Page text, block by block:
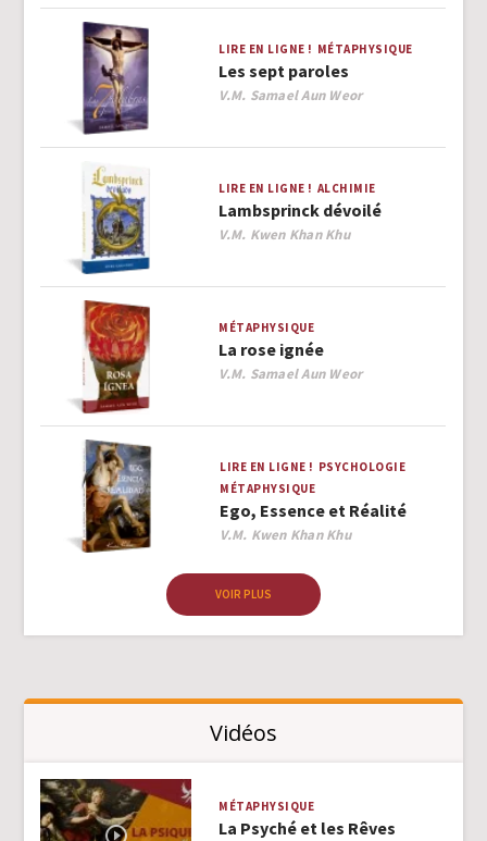
LIRE EN LIGNE ! MÉTAPHYSIQUE
Les sept paroles
Author
V.M. Samael Aun Weor
LIRE EN LIGNE ! ALCHIMIE
Lambsprinck dévoilé
Author
V.M. Kwen Khan Khu
MÉTAPHYSIQUE
La rose ignée
Author
V.M. Samael Aun Weor
LIRE EN LIGNE ! PSYCHOLOGIE
MÉTAPHYSIQUE
Ego, Essence et Réalité
Author
V.M. Kwen Khan Khu
VOIR PLUS
Vidéos
MÉTAPHYSIQUE
La Psyché et les Rêves